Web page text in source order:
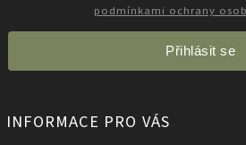
podmínkami ochrany
Přihlásit se
INFORMACE PRO VÁS